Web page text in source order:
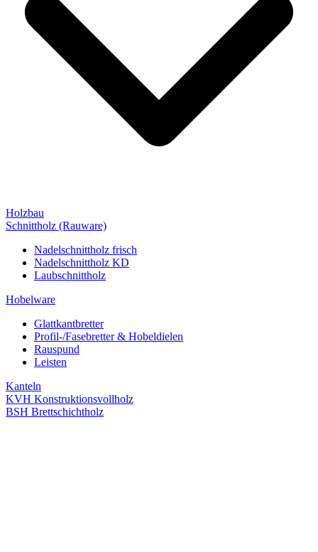
Holzbau
Schnittholz (Rauware)
Nadelschnittholz frisch
Nadelschnittholz KD
Laubschnittholz
Hobelware
Glattkantbretter
Profil-/Fasebretter & Hobeldielen
Rauspund
Leisten
Kanteln
KVH Konstruktionsvollholz
BSH Brettschichtholz